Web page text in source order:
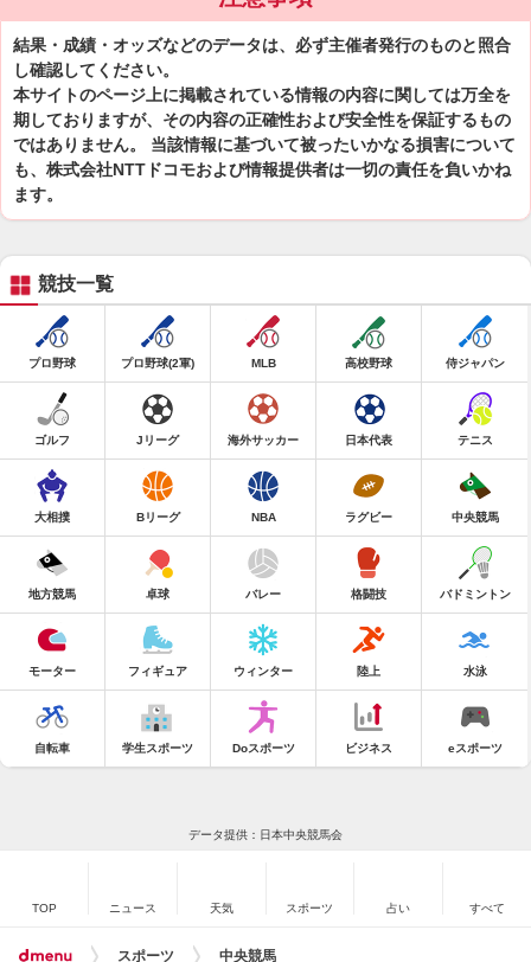
結果・成績・オッズなどのデータは、必ず主催者発行のものと照合
し確認してください。
本サイトのページ上に掲載されている情報の内容に関しては万全を
期しておりますが、その内容の正確性および安全性を保証するもの
ではありません。 当該情報に基づいて被ったいかなる損害について
も、株式会社NTTドコモおよび情報提供者は一切の責任を負いかね
ます。
競技一覧
プロ野球 プロ野球(2軍) MLB 高校野球 侍ジャパン
ゴルフ Jリーグ 海外サッカー 日本代表 テニス
大相撲 Bリーグ NBA ラグビー 中央競馬
地方競馬 卓球 バレー 格闘技 バドミントン
モーター フィギュア ウィンター 陸上 水泳
自転車 学生スポーツ Doスポーツ ビジネス eスポーツ
データ提供：日本中央競馬会
TOP ニュース 天気 スポーツ 占い すべて
スポーツ 中央競馬